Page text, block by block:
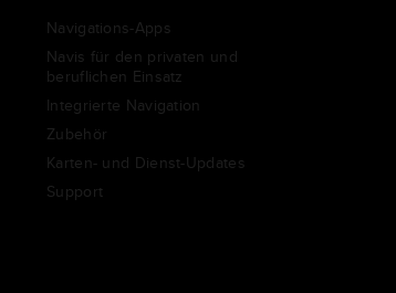
Navigations-Apps
Navis für den privaten und
beruflichen Einsatz
Integrierte Navigation
Zubehör
Karten- und Dienst-Updates
Support